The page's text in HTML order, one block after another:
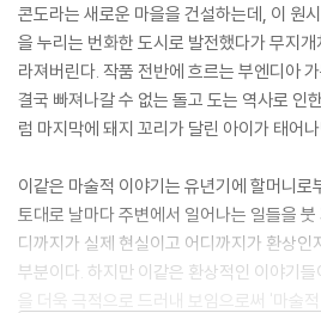
콘도라는 새로운 마을을 건설하는데, 이 원
을 누리는 번화한 도시로 발전했다가 무지
라져버린다. 작품 전반에 흐르는 부엔디아
결국 빠져나갈 수 없는 돌고 도는 역사로 인
럼 마지막에 돼지 꼬리가 달린 아이가 태어
이같은 마술적 이야기는 유년기에 할머니로
토대로 날마다 주변에서 일어나는 일들을
디까지가 실제 현실이고 어디까지가 환상인
부분이다. 하지만 이같은 환상적인 이야기
을 더욱 극적으로 드러내 보임으로써 '마술